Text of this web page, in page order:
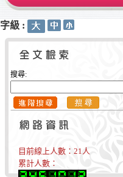
字級 :
搜尋:
目前線上人數： 21人
累計人數：